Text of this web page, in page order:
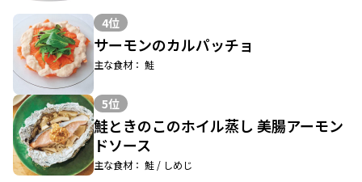
4位
サーモンのカルパッチョ
主な食材： 鮭
5位
鮭ときのこのホイル蒸し 美腸アーモン
ドソース
主な食材： 鮭 / しめじ